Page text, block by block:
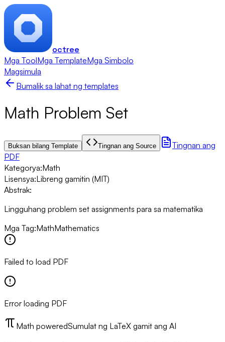
octree
Mga ToolMga TemplateMga Simbolo
Magsimula
Bumalik sa lahat ng templates
Math Problem Set
Buksan bilang Template Tingnan ang Source
Tingnan ang
PDF
Kategorya:Math
Lisensya:Libreng gamitin (MIT)
Abstrak:
Lingguhang problem set assignments para sa matematika
Mga Tag:MathMathematics
Failed to load PDF
Error loading PDF
Math poweredSumulat ng LaTeX gamit ang AI